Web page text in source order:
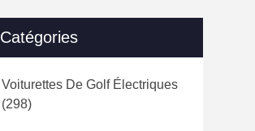
Catégories
Voiturettes De Golf Électriques
(298)